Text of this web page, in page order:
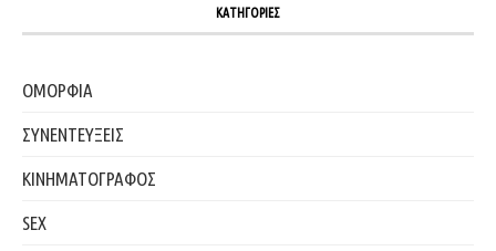
ΚΑΤΗΓΟΡΙΕΣ
ΟΜΟΡΦΙΑ
ΣΥΝΕΝΤΕΥΞΕΙΣ
ΚΙΝΗΜΑΤΟΓΡΑΦΟΣ
SEX